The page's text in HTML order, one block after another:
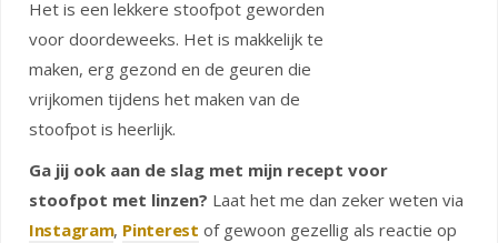
Het is een lekkere stoofpot geworden
voor doordeweeks. Het is makkelijk te
maken, erg gezond en de geuren die
vrijkomen tijdens het maken van de
stoofpot is heerlijk.
Ga jij ook aan de slag met mijn recept voor
stoofpot met linzen? Laat het me dan zeker weten via
Instagram, Pinterest of gewoon gezellig als reactie op